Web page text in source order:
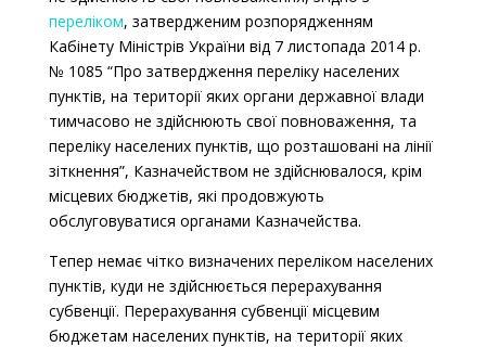
переліком, затвердженим розпорядженням
Кабінету Міністрів України від 7 листопада 2014 р.
№ 1085 “Про затвердження переліку населених
пунктів, на території яких органи державної влади
тимчасово не здійснюють свої повноваження, та
переліку населених пунктів, що розташовані на лінії
зіткнення”, Казначейством не здійснювалося, крім
місцевих бюджетів, які продовжують
обслуговуватися органами Казначейства.
Тепер немає чітко визначених переліком населених
пунктів, куди не здійснюється перерахування
субвенції. Перерахування субвенції місцевим
бюджетам населених пунктів, на території яких